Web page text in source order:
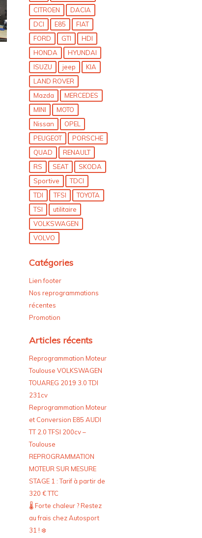
CITROEN
DACIA
DCI
E85
FIAT
FORD
GTI
HDI
HONDA
HYUNDAI
ISUZU
jeep
KIA
LAND ROVER
Mazda
MERCEDES
MINI
MOTO
Nissan
OPEL
PEUGEOT
PORSCHE
QUAD
RENAULT
RS
SEAT
SKODA
Sportive
TDCI
TDI
TFSI
TOYOTA
TSI
utilitaire
VOLKSWAGEN
VOLVO
Catégories
Lien footer
Nos reprogrammations
récentes
Promotion
Articles récents
Reprogrammation Moteur
Toulouse VOLKSWAGEN
TOUAREG 2019 3.0 TDI
231cv
Reprogrammation Moteur
et Conversion E85 AUDI
TT 2.0 TFSI 200cv –
Toulouse
REPROGRAMMATION
MOTEUR SUR MESURE
STAGE 1 : Tarif à partir de
320 € TTC
🌡️ Forte chaleur ? Restez
au frais chez Autosport
31 ! ❄️